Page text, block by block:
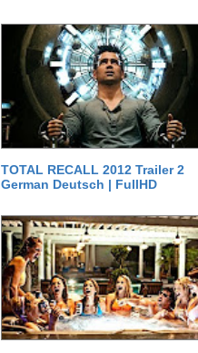
TOTAL RECALL 2012 Trailer 2
German Deutsch | FullHD